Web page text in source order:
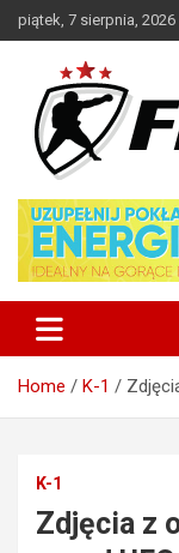
Skip
to
piątek, 7 sierpnia, 2026
Home K-1
K-1
Zdjęcia z